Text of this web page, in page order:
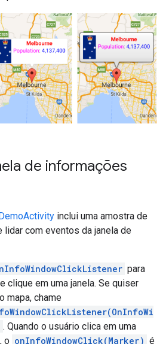
de informações
inclui uma amostra de
lidar com eventos da janela de
para
clique em uma janela. Se quiser
mapa, chame
. Quando o usuário clica em uma
o onInfoWindowClick(Marker) é